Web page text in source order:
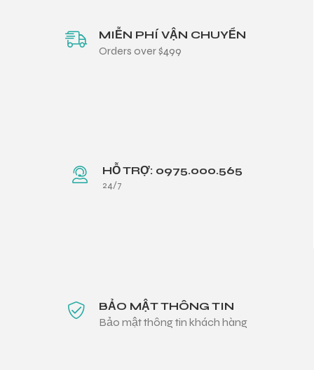
MIỄN PHÍ VẬN CHUYỂN
Orders over $499
HỖ TRỢ: 0975.000.565
24/7
BẢO MẬT THÔNG TIN
Bảo mật thông tin khách hàng